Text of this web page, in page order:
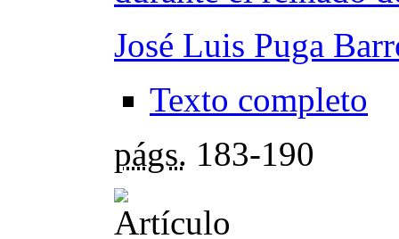
José Luis Puga
Texto completo
págs. 183-190